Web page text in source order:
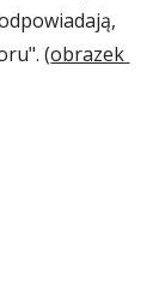
(obrazek